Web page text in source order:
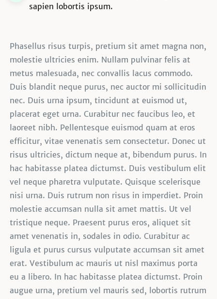
sapien lobortis ipsum.
Phasellus risus turpis, pretium sit amet magna non,
molestie ultricies enim. Nullam pulvinar felis at
metus malesuada, nec convallis lacus commodo.
Duis blandit neque purus, nec auctor mi sollicitudin
nec. Duis urna ipsum, tincidunt at euismod ut,
placerat eget urna. Curabitur nec faucibus leo, et
laoreet nibh. Pellentesque euismod quam at eros
efficitur, vitae venenatis sem consectetur. Donec ut
risus ultricies, dictum neque at, bibendum purus. In
hac habitasse platea dictumst. Duis vestibulum elit
vel neque pharetra vulputate. Quisque scelerisque
nisi urna. Duis rutrum non risus in imperdiet. Proin
molestie accumsan nulla sit amet mattis. Ut vel
tristique neque. Praesent purus eros, aliquet sit
amet venenatis in, sodales in odio. Curabitur ac
ligula et purus cursus vulputate accumsan sit amet
erat. Vestibulum ac mauris ut nisl maximus porta
eu a libero. In hac habitasse platea dictumst. Proin
augue urna, pretium vel mauris sed, lobortis rutrum